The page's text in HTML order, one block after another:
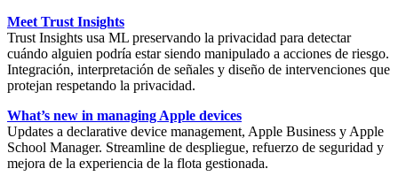
Meet Trust Insights
Trust Insights usa ML preservando la privacidad para detectar
cuándo alguien podría estar siendo manipulado a acciones de riesgo.
Integración, interpretación de señales y diseño de intervenciones que
protejan respetando la privacidad.
What’s new in managing Apple devices
Updates a declarative device management, Apple Business y Apple
School Manager. Streamline de despliegue, refuerzo de seguridad y
mejora de la experiencia de la flota gestionada.